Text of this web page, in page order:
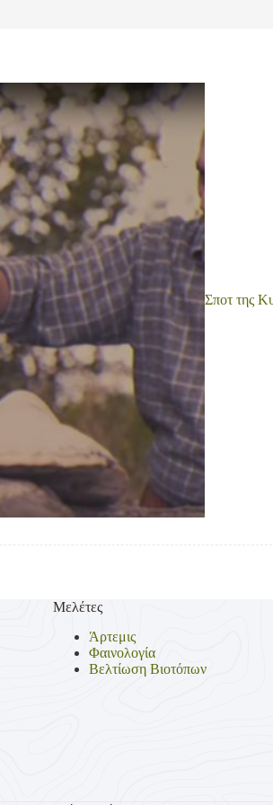
Σποτ της
Μελέτες
Άρτεμις
Φαινολογία
Βελτίωση Βιοτόπων